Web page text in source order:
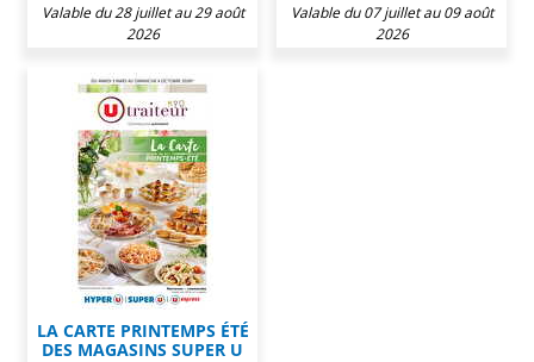
Valable du 28 juillet au 29 août
2026
Valable du 07 juillet au 09 août
2026
LA CARTE PRINTEMPS ÉTÉ
DES MAGASINS SUPER U